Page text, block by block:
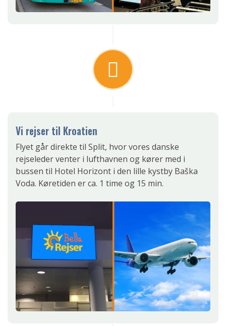
Vi rejser til Kroatien
Flyet går direkte til Split, hvor vores danske
rejseleder venter i lufthavnen og kører med i
bussen til Hotel Horizont i den lille kystby Baška
Voda. Køretiden er ca. 1 time og 15 min.